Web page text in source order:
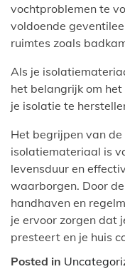
vochtproblemen te
voldoende
ruimtes zoals
Als je
het belangrijk om
je isolatie te
Het begrijpen van
isolatiemateriaal is
levensduur en
waarborgen. Door
handhaven en
je ervoor zorgen dat
presteert en je huis
Posted in